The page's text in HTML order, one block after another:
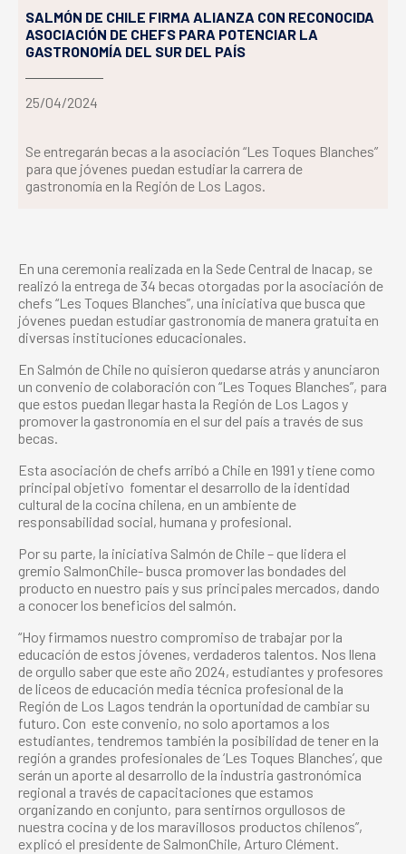
SALMÓN DE CHILE FIRMA ALIANZA CON RECONOCIDA
ASOCIACIÓN DE CHEFS PARA POTENCIAR LA
GASTRONOMÍA DEL SUR DEL PAÍS
25/04/2024
Se entregarán becas a la asociación “Les Toques Blanches”
para que jóvenes puedan estudiar la carrera de
gastronomía en la Región de Los Lagos.
En una ceremonia realizada en la Sede Central de Inacap, se
realizó la entrega de 34 becas otorgadas por la asociación de
chefs “Les Toques Blanches”, una iniciativa que busca que
jóvenes puedan estudiar gastronomía de manera gratuita en
diversas instituciones educacionales.
En Salmón de Chile no quisieron quedarse atrás y anunciaron
un convenio de colaboración con “Les Toques Blanches”, para
que estos puedan llegar hasta la Región de Los Lagos y
promover la gastronomía en el sur del país a través de sus
becas.
Esta asociación de chefs arribó a Chile en 1991 y tiene como
principal objetivo fomentar el desarrollo de la identidad
cultural de la cocina chilena, en un ambiente de
responsabilidad social, humana y profesional.
Por su parte, la iniciativa Salmón de Chile – que lidera el
gremio SalmonChile- busca promover las bondades del
producto en nuestro país y sus principales mercados, dando
a conocer los beneficios del salmón.
“Hoy firmamos nuestro compromiso de trabajar por la
educación de estos jóvenes, verdaderos talentos. Nos llena
de orgullo saber que este año 2024, estudiantes y profesores
de liceos de educación media técnica profesional de la
Región de Los Lagos tendrán la oportunidad de cambiar su
futuro. Con este convenio, no solo aportamos a los
estudiantes, tendremos también la posibilidad de tener en la
región a grandes profesionales de ‘Les Toques Blanches’, que
serán un aporte al desarrollo de la industria gastronómica
regional a través de capacitaciones que estamos
organizando en conjunto, para sentirnos orgullosos de
nuestra cocina y de los maravillosos productos chilenos”,
explicó el presidente de SalmonChile, Arturo Clément.